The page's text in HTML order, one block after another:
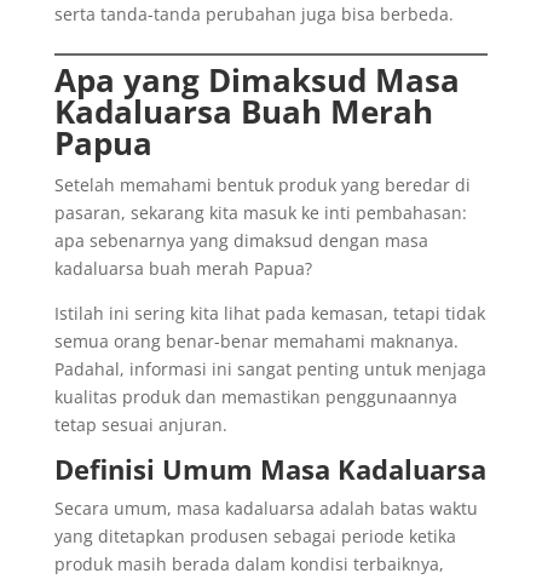
serta tanda-tanda perubahan juga bisa berbeda.
Apa yang Dimaksud Masa
Kadaluarsa Buah Merah
Papua
Setelah memahami bentuk produk yang beredar di
pasaran, sekarang kita masuk ke inti pembahasan:
apa sebenarnya yang dimaksud dengan masa
kadaluarsa buah merah Papua?
Istilah ini sering kita lihat pada kemasan, tetapi tidak
semua orang benar-benar memahami maknanya.
Padahal, informasi ini sangat penting untuk menjaga
kualitas produk dan memastikan penggunaannya
tetap sesuai anjuran.
Definisi Umum Masa Kadaluarsa
Secara umum, masa kadaluarsa adalah batas waktu
yang ditetapkan produsen sebagai periode ketika
produk masih berada dalam kondisi terbaiknya,